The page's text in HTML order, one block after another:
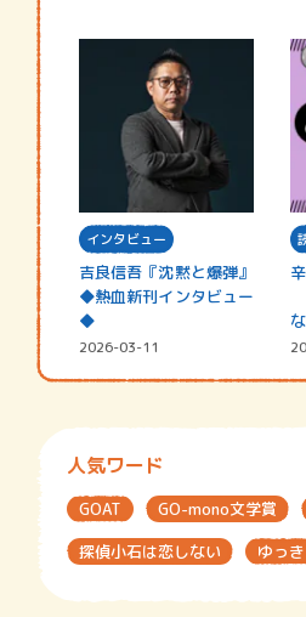
インタビュー
吉良信吾『沈黙と爆弾』
◆熱血新刊インタビュー
◆
2026-03-11
人気ワード
GOAT GO-mono文学賞
探偵小石は恋しない
ゆっ